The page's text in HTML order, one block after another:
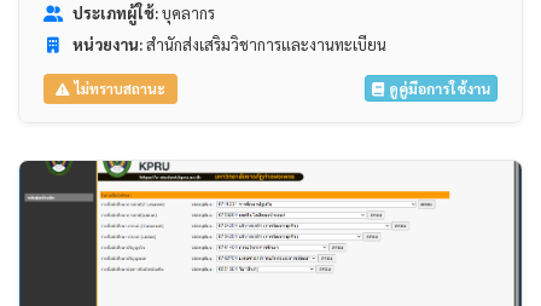
ประเภทผู้ใช้:บุคลากร
หน่วยงาน:สำนักส่งเสริมวิชาการและงานทะเบียน
ไม่ทราบสถานะ ดูคู่มือการใช้งาน